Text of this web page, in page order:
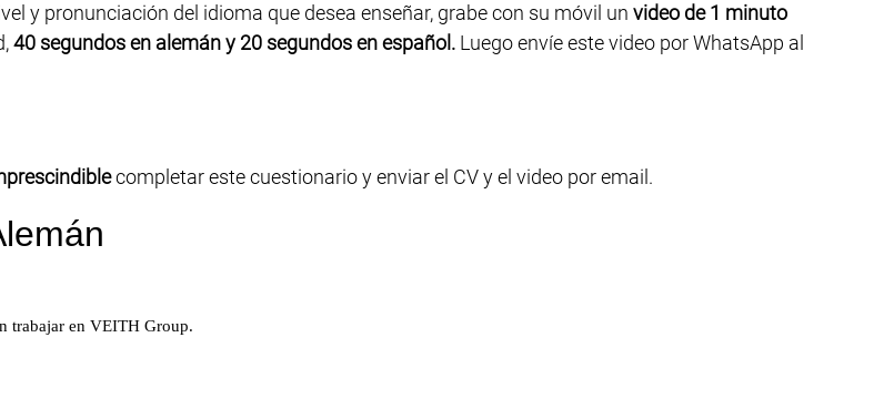
y pronunciación del idioma que desea enseñar, grabe con su móvil un video de 1 minuto
40 segundos en alemán y 20 segundos en español. Luego envíe este video por WhatsApp al
completar este cuestionario y enviar el CV y el video por email.